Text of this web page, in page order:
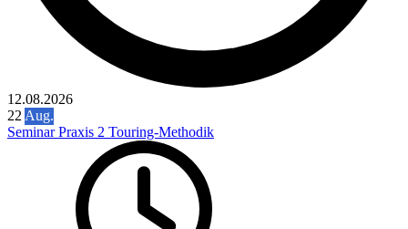
12.08.2026
22 Aug.
Seminar Praxis 2 Touring-Methodik